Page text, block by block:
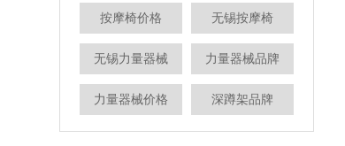
按摩椅价格 无锡按摩椅
无锡力量器械 力量器械品牌
力量器械价格 深蹲架品牌